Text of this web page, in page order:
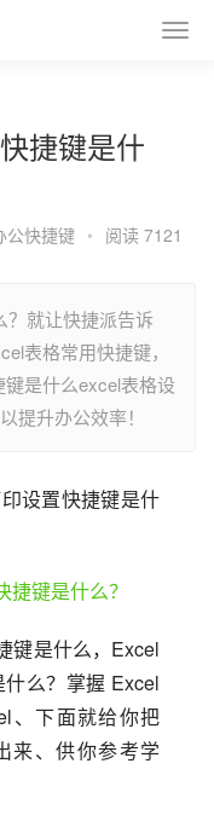
捷键是什
公快捷键 • 阅读 7121
？就让快捷派告诉
表格常用快捷键，
是什么excel表格设
提升办公效率！
设置快捷键是什
键是什么，Excel
么？掌握 Excel
、下面就给你把
来、供你参考学